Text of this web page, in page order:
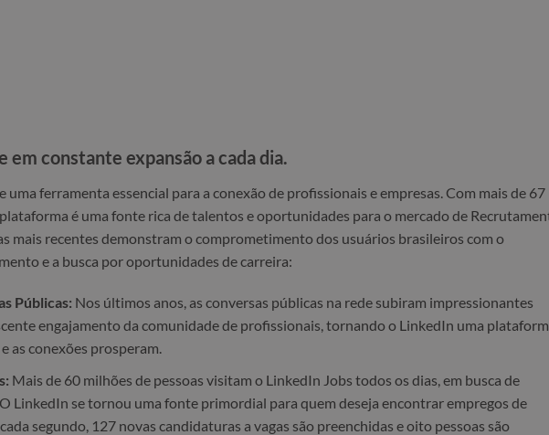
em constante expansão a cada dia.
ferramenta essencial para a conexão de profissionais e empresas. Com mais de 67
é uma fonte rica de talentos e oportunidades para o mercado de
mais recentes demonstram o comprometimento dos usuários brasileiros com o
e a busca por oportunidades de carreira:
Públicas: Nos últimos anos, as conversas públicas na rede subiram impressionantes
engajamento da comunidade de profissionais, tornando o LinkedIn uma
as conexões prosperam.
Mais de 60 milhões de pessoas visitam o LinkedIn Jobs todos os dias, em busca de
LinkedIn se tornou uma fonte primordial para quem deseja encontrar empregos de
segundo, 127 novas candidaturas a vagas são preenchidas e oito pessoas são